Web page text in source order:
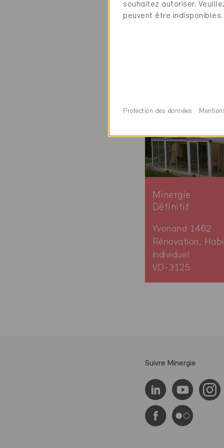
Ventilation et
Sanitaire /
Minergie
Définitif
Yvonand 1462
Rénovation,
individuel
VD-3125
Suivre Minergie
souhaitez autoriser.
peuvent être indisponibles.
Protection des données